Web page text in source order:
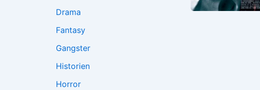
Drama
Fantasy
Gangster
Historien
Horror